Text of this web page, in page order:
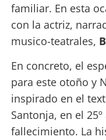
familiar. En esta
con la actriz,
musico-teatrales,
En concreto, el
para este otoño y
inspirado en el
Santonja, en el
fallecimiento. La